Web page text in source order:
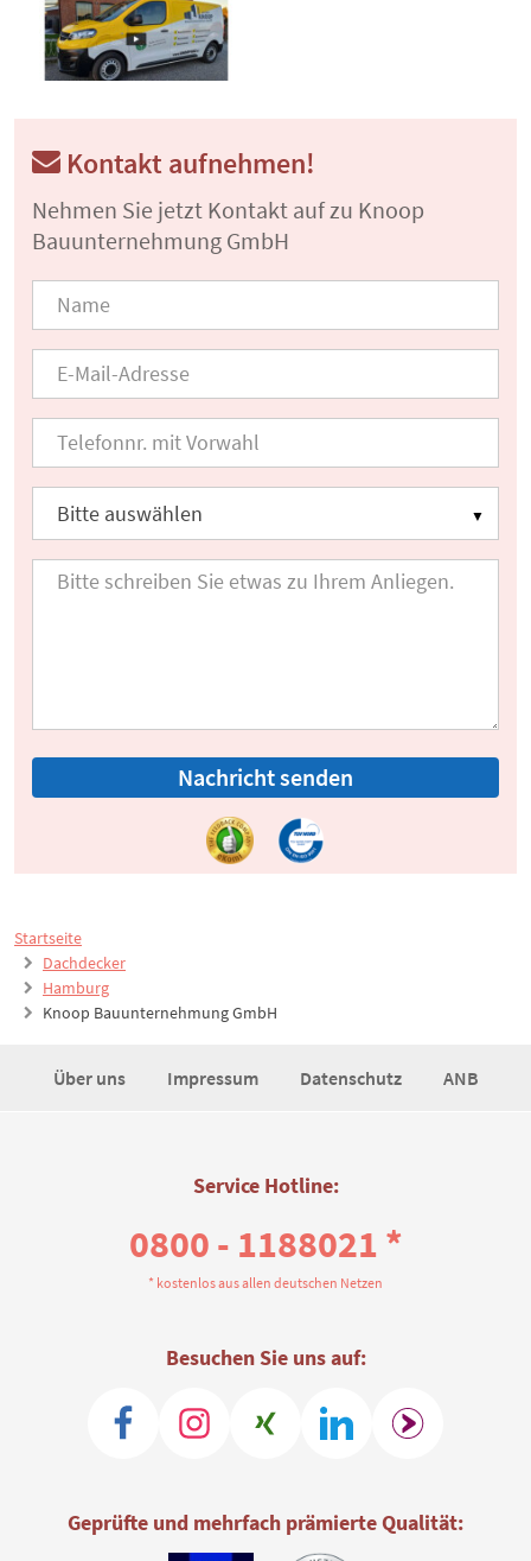
Startseite
Dachdecker
Hamburg
Knoop Bauunternehmung GmbH
Kontakt aufnehmen!
Nehmen Sie jetzt Kontakt auf zu Knoop
Bauunternehmung GmbH
Nachricht senden
Über uns Impressum Datenschutz ANB
Service Hotline:
0800 - 1188021 *
* kostenlos aus allen deutschen Netzen
Besuchen Sie uns auf:
Geprüfte und mehrfach prämierte Qualität: